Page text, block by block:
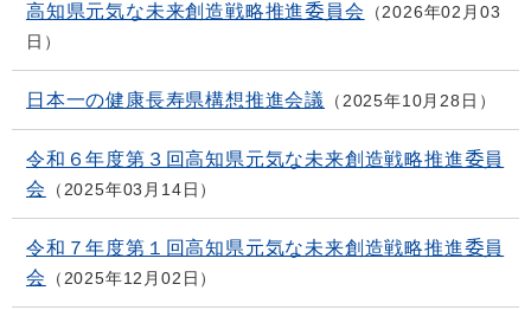
高知県元気な未来創造戦略推進委員会
2026年02月03
日
日本一の健康長寿県構想推進会議 2025年10月28日
令和６年度第３回高知県元気な未来創造戦略推進委員
会
2025年03月14日
令和７年度第１回高知県元気な未来創造戦略推進委員
会
2025年12月02日